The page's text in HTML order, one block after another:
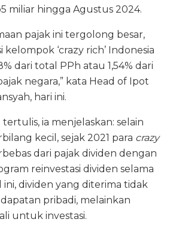
miliar hingga Agustus 2024.
pajak ini tergolong besar,
‘crazy rich’ Indonesia
dari total PPh atau 1,54% dari
negara,” kata Head of Ipot
hari ini.
ia menjelaskan: selain
kecil, sejak 2021 para crazy
dari pajak dividen dengan
reinvestasi dividen selama
dividen yang diterima tidak
pribadi, melainkan
untuk investasi.